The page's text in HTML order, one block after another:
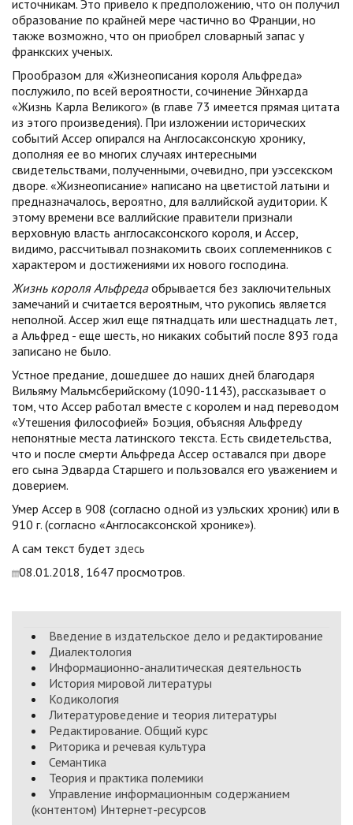
источникам. Это привело к предположению, что он получил
образование по крайней мере частично во Франции, но
также возможно, что он приобрел словарный запас у
франкских ученых.
Прообразом для «Жизнеописания короля Альфреда»
послужило, по всей вероятности, сочинение Эйнхарда
«Жизнь Карла Великого» (в главе 73 имеется прямая цитата
из этого произведения). При изложении исторических
событий Ассер опирался на Англосаксонскую хронику,
дополняя ее во многих случаях интересными
свидетельствами, полученными, очевидно, при уэссекском
дворе. «Жизнеописание» написано на цветистой латыни и
предназначалось, вероятно, для валлийской аудитории. К
этому времени все валлийские правители признали
верховную власть англосаксонского короля, и Ассер,
видимо, рассчитывал познакомить своих соплеменников с
характером и достижениями их нового господина.
Жизнь короля Альфредаобрывается без заключительных
замечаний и считается вероятным, что рукопись является
неполной. Ассер жил еще пятнадцать или шестнадцать лет,
а Альфред - еще шесть, но никаких событий после 893 года
записано не было.
Устное предание, дошедшее до наших дней благодаря
Вильяму Мальмсберийскому (1090-1143), рассказывает о
том, что Ассер работал вместе с королем и над переводом
«Утешения философией» Боэция, объясняя Альфреду
непонятные места латинского текста. Есть свидетельства,
что и после смерти Альфреда Ассер оставался при дворе
его сына Эдварда Старшего и пользовался его уважением и
доверием.
Умер Ассер в 908 (согласно одной из уэльских хроник) или в
910 г. (согласно «Англосаксонской хронике»).
А сам текст будет здесь
08.01.2018, 1647 просмотров.
Введение в издательское дело и редактирование
Диалектология
Информационно-аналитическая деятельность
История мировой литературы
Кодикология
Литературоведение и теория литературы
Редактирование. Общий курс
Риторика и речевая культура
Семантика
Теория и практика полемики
Управление информационным содержанием
(контентом) Интернет-ресурсов